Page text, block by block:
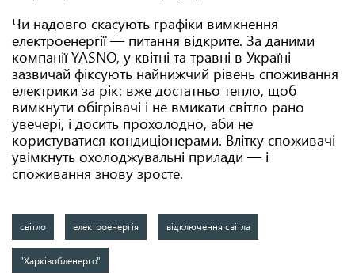
Чи надовго скасують графіки вимкнення
електроенергії — питання відкрите. За даними
компанії YASNO, у квітні та травні в Україні
зазвичай фіксують найнижчий рівень споживання
електрики за рік: вже достатньо тепло, щоб
вимкнути обігрівачі і не вмикати світло рано
увечері, і досить прохолодно, аби не
користуватися кондиціонерами. Влітку споживачі
увімкнуть охолоджувальні прилади — і
споживання знову зросте.
світло електроенергія відключення світла
"Харківобленерго"